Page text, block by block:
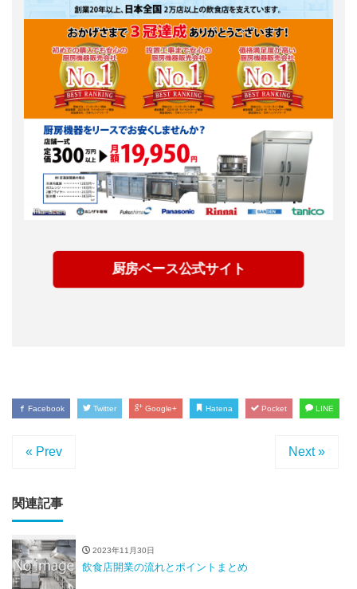
厨房ベース公式サイト
Facebook Twitter Google+ Hatena Pocket LINE
« Prev Next »
関連記事
2023年11月30日
飲食店開業の流れとポイントまとめ